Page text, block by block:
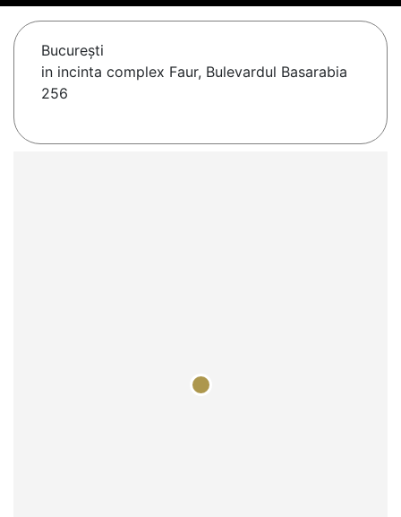
Bucureşti
in incinta complex Faur, Bulevardul Basarabia
256